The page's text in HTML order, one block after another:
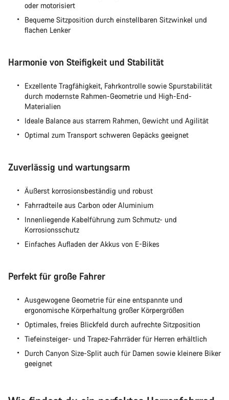
oder motorisiert
Bequeme Sitzposition durch einstellbaren Sitzwinkel und
flachen Lenker
Harmonie von Steifigkeit und Stabilität
Exzellente Tragfähigkeit, Fahrkontrolle sowie Spurstabilität
durch modernste Rahmen-Geometrie und High-End-
Materialien
Ideale Balance aus starrem Rahmen, Gewicht und Agilität
Optimal zum Transport schweren Gepäcks geeignet
Zuverlässig und wartungsarm
Äußerst korrosionsbeständig und robust
Fahrradteile aus Carbon oder Aluminium
Innenliegende Kabelführung zum Schmutz- und
Korrosionsschutz
Einfaches Aufladen der Akkus von E-Bikes
Perfekt für große Fahrer
Ausgewogene Geometrie für eine entspannte und
ergonomische Körperhaltung großer Körpergrößen
Optimales, freies Blickfeld durch aufrechte Sitzposition
Tiefeinsteiger- und Trapez-Fahrräder für Herren erhältlich
Durch Canyon Size-Split auch für Damen sowie kleinere Biker
geeignet